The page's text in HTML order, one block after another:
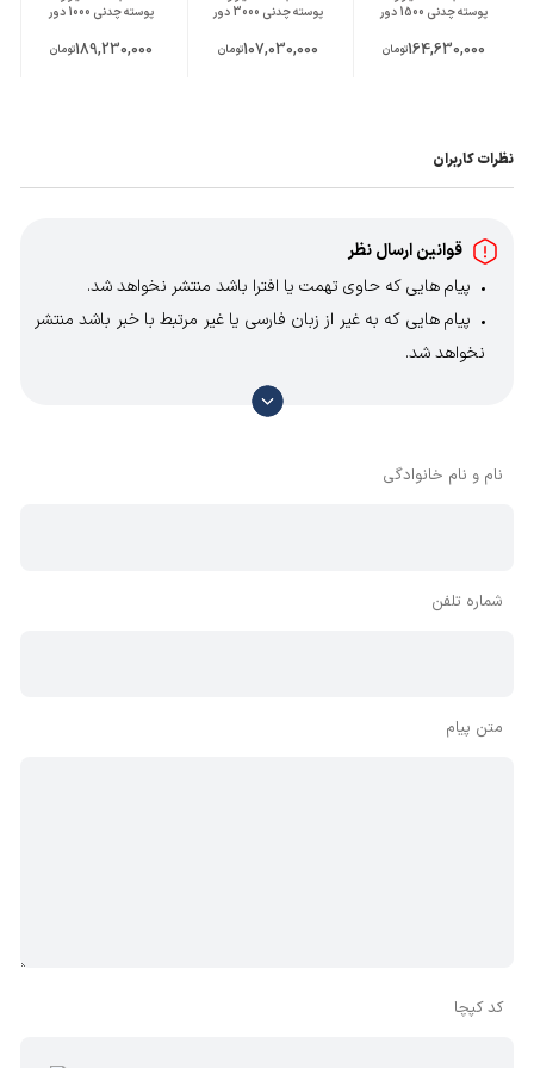
پوسته چدنی 1500 دور
164,630,000تومان
پوسته چدنی 3000 دور
107,030,000تومان
پوسته چدنی 1000 دور
189,230,000تومان
نظرات کاربران
قوانین ارسال نظر
پیام هایی که حاوی تهمت یا افترا باشد منتشر نخواهد شد.
پیام هایی که به غیر از زبان فارسی یا غیر مرتبط با خبر باشد منتشر
نخواهد شد.
با توجه به آن که امکان موافقت یا مخالفت با محتوای نظرات
وجود دارد، معمولا نظراتی که محتوای مشابه دارند، انتشار نمی‌یابند
نام و نام خانوادگی
شماره تلفن
متن پیام
کد کپچا